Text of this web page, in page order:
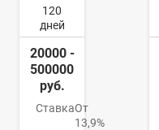
120
дней
20000 -
500000
руб.
СтавкаОт
13,9%